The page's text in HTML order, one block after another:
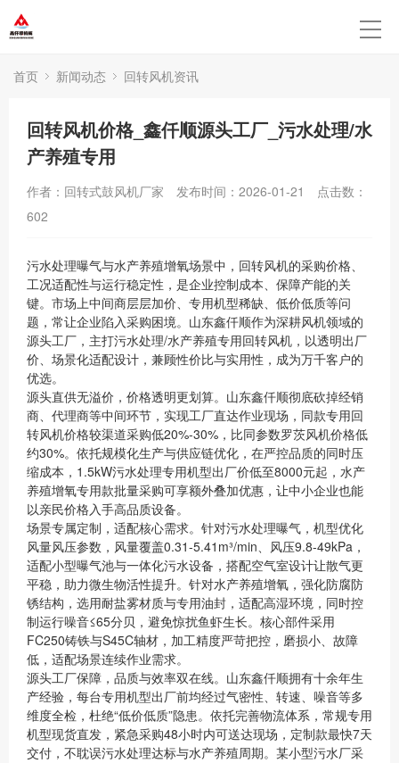
首页 新闻动态 回转风机资讯
回转风机价格_鑫仟顺源头工厂_污水处理/水
产养殖专用
作者：回转式鼓风机厂家 发布时间：2026-01-21
点击数：
602
污水处理曝气与水产养殖增氧场景中，回转风机的采购价格、
工况适配性与运行稳定性，是企业控制成本、保障产能的关
键。市场上中间商层层加价、专用机型稀缺、低价低质等问
题，常让企业陷入采购困境。山东鑫仟顺作为深耕风机领域的
源头工厂，主打污水处理/水产养殖专用回转风机，以透明出厂
价、场景化适配设计，兼顾性价比与实用性，成为万千客户的
优选。
源头直供无溢价，价格透明更划算。山东鑫仟顺彻底砍掉经销
商、代理商等中间环节，实现工厂直达作业现场，同款专用回
转风机价格较渠道采购低20%-30%，比同参数罗茨风机价格低
约30%。依托规模化生产与供应链优化，在严控品质的同时压
缩成本，1.5kW污水处理专用机型出厂价低至8000元起，水产
养殖增氧专用款批量采购可享额外叠加优惠，让中小企业也能
以亲民价格入手高品质设备。
场景专属定制，适配核心需求。针对污水处理曝气，机型优化
风量风压参数，风量覆盖0.31-5.41m³/min、风压9.8-49kPa，
适配小型曝气池与一体化污水设备，搭配空气室设计让散气更
平稳，助力微生物活性提升。针对水产养殖增氧，强化防腐防
锈结构，选用耐盐雾材质与专用油封，适配高湿环境，同时控
制运行噪音≤65分贝，避免惊扰鱼虾生长。核心部件采用
FC250铸铁与S45C轴材，加工精度严苛把控，磨损小、故障
低，适配场景连续作业需求。
源头工厂保障，品质与效率双在线。山东鑫仟顺拥有十余年生
产经验，每台专用机型出厂前均经过气密性、转速、噪音等多
维度全检，杜绝“低价低质”隐患。依托完善物流体系，常规专用
机型现货直发，紧急采购48小时内可送达现场，定制款最快7天
交付，不耽误污水处理达标与水产养殖周期。某小型污水厂采